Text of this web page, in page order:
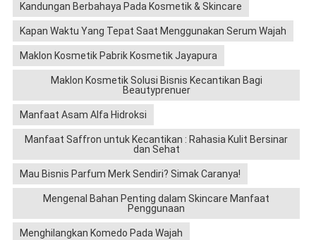
Kandungan Berbahaya Pada Kosmetik & Skincare
Kapan Waktu Yang Tepat Saat Menggunakan Serum Wajah
Maklon Kosmetik Pabrik Kosmetik Jayapura
Maklon Kosmetik Solusi Bisnis Kecantikan Bagi
Beautyprenuer
Manfaat Asam Alfa Hidroksi
Manfaat Saffron untuk Kecantikan : Rahasia Kulit Bersinar
dan Sehat
Mau Bisnis Parfum Merk Sendiri? Simak Caranya!
Mengenal Bahan Penting dalam Skincare Manfaat
Penggunaan
Menghilangkan Komedo Pada Wajah